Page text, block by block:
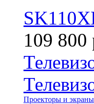
109 800
Проекторы и экраны